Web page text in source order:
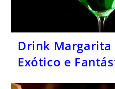
Drink Margarita
Exótico e